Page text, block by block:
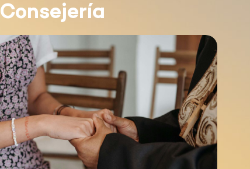
Consejería